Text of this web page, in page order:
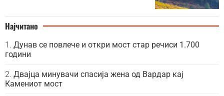
Најчитано
Дунав се повлече и откри мост стар речиси 1.700
години
Двајца минувачи спасија жена од Вардар кај
Камениот мост